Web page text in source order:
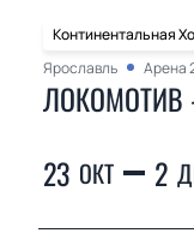
Континентальная
Ярославль
Арена
23 ОКТ 2